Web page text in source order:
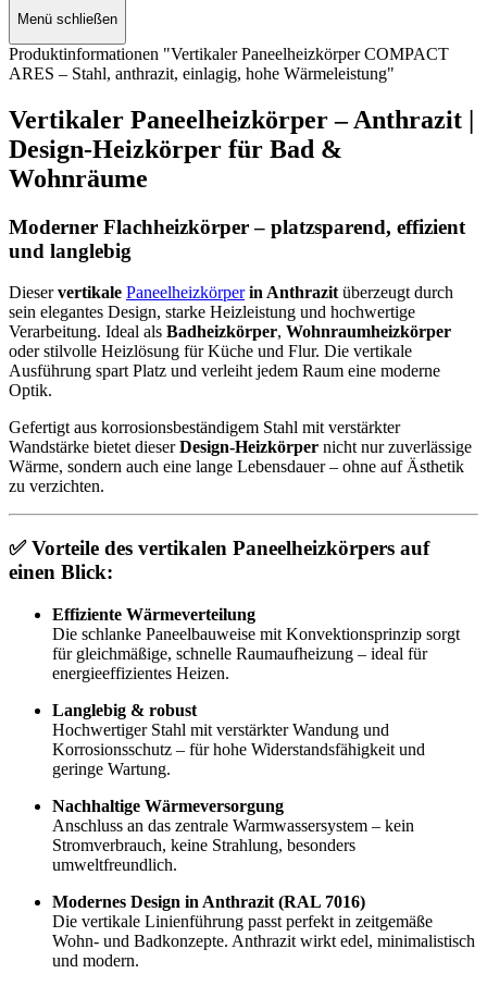
Menü schließen
Produktinformationen "Vertikaler Paneelheizkörper COMPACT
ARES – Stahl, anthrazit, einlagig, hohe Wärmeleistung"
Vertikaler Paneelheizkörper – Anthrazit |
Design-Heizkörper für Bad &
Wohnräume
Moderner Flachheizkörper – platzsparend, effizient
und langlebig
Dieservertikale Paneelheizkörperin Anthrazit überzeugt durch
sein elegantes Design, starke Heizleistung und hochwertige
Verarbeitung. Ideal als Badheizkörper, Wohnraumheizkörper
oder stilvolle Heizlösung für Küche und Flur. Die vertikale
Ausführung spart Platz und verleiht jedem Raum eine moderne
Optik.
Gefertigt aus korrosionsbeständigem Stahl mit verstärkter
Wandstärke bietet dieserDesign-Heizkörper nicht nur zuverlässige
Wärme, sondern auch eine lange Lebensdauer – ohne auf Ästhetik
zu verzichten.
✅Vorteile des vertikalen Paneelheizkörpers auf
einen Blick:
Effiziente Wärmeverteilung
Die schlanke Paneelbauweise mit Konvektionsprinzip sorgt
für gleichmäßige, schnelle Raumaufheizung – ideal für
energieeffizientes Heizen.
Langlebig & robust
Hochwertiger Stahl mit verstärkter Wandung und
Korrosionsschutz – für hohe Widerstandsfähigkeit und
geringe Wartung.
Nachhaltige Wärmeversorgung
Anschluss an das zentrale Warmwassersystem – kein
Stromverbrauch, keine Strahlung, besonders
umweltfreundlich.
Modernes Design in Anthrazit (RAL 7016)
Die vertikale Linienführung passt perfekt in zeitgemäße
Wohn- und Badkonzepte. Anthrazit wirkt edel, minimalistisch
und modern.